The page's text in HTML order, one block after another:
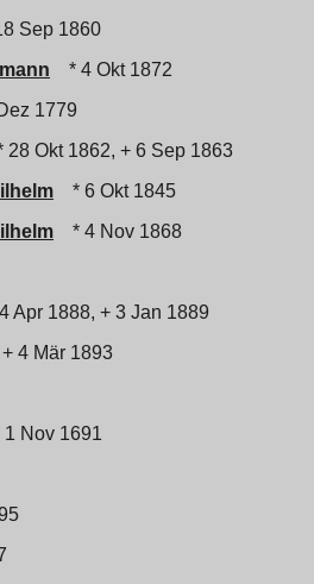
Sep 1860
* 4 Okt 1872
1779
28 Okt 1862, + 6 Sep 1863
* 6 Okt 1845
* 4 Nov 1868
Apr 1888, + 3 Jan 1889
4 Mär 1893
1 Nov 1691